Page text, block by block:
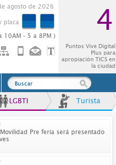
agosto de 2026
placa
10AM - 5 a 8PM )
4
Puntos Vive Digital
Plus para
apropiación TICS en
la ciudad
LGBTI Turista
Pre feria será presentado